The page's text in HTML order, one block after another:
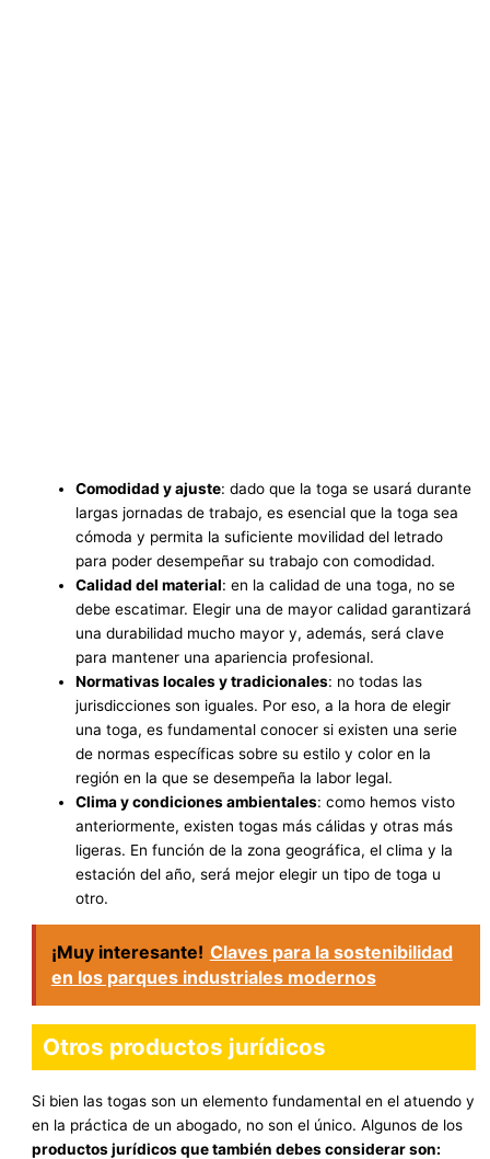
Comodidad y ajuste: dado que la toga se usará durante
largas jornadas de trabajo, es esencial que la toga sea
cómoda y permita la suficiente movilidad del letrado
para poder desempeñar su trabajo con comodidad.
Calidad del material: en la calidad de una toga, no se
debe escatimar. Elegir una de mayor calidad garantizará
una durabilidad mucho mayor y, además, será clave
para mantener una apariencia profesional.
Normativas locales y tradicionales: no todas las
jurisdicciones son iguales. Por eso, a la hora de elegir
una toga, es fundamental conocer si existen una serie
de normas específicas sobre su estilo y color en la
región en la que se desempeña la labor legal.
Clima y condiciones ambientales: como hemos visto
anteriormente, existen togas más cálidas y otras más
ligeras. En función de la zona geográfica, el clima y la
estación del año, será mejor elegir un tipo de toga u
otro.
¡Muy interesante! Claves para la sostenibilidad
en los parques industriales modernos
Otros productos jurídicos
Si bien las togas son un elemento fundamental en el atuendo y
en la práctica de un abogado, no son el único. Algunos de los
productos jurídicos que también debes considerar son: